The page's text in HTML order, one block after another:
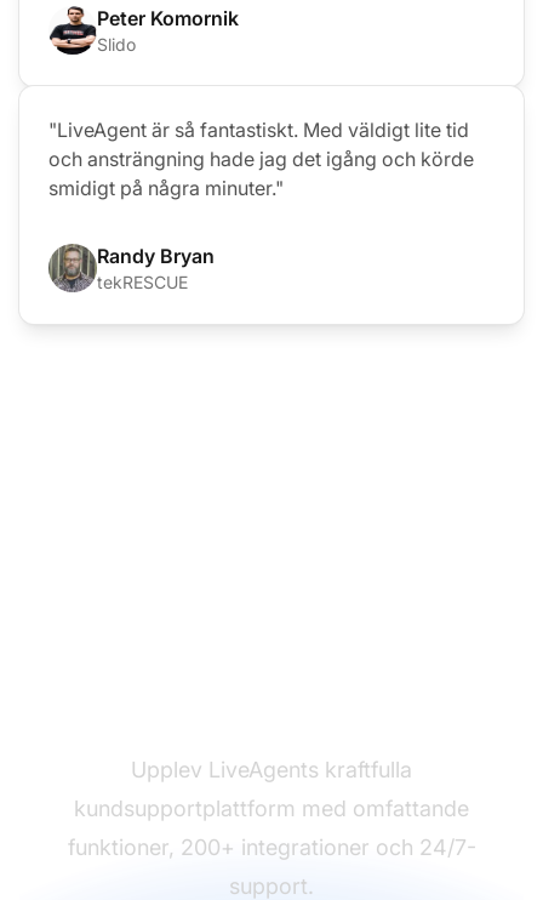
Peter Komornik
Slido
"LiveAgent är så fantastiskt. Med väldigt lite tid
och ansträngning hade jag det igång och körde
smidigt på några minuter."
Randy Bryan
tekRESCUE
Upplev LiveAgents kraftfulla
kundsupportplattform med omfattande
funktioner, 200+ integrationer och 24/7-
support.